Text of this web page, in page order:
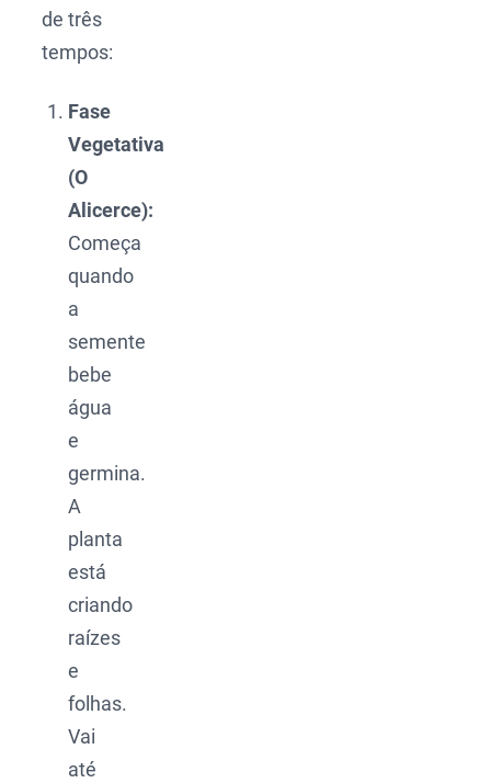
de três
tempos:
Fase
Vegetativa
(O
Alicerce):
Começa
quando
a
semente
bebe
água
e
germina.
A
planta
está
criando
raízes
e
folhas.
Vai
até